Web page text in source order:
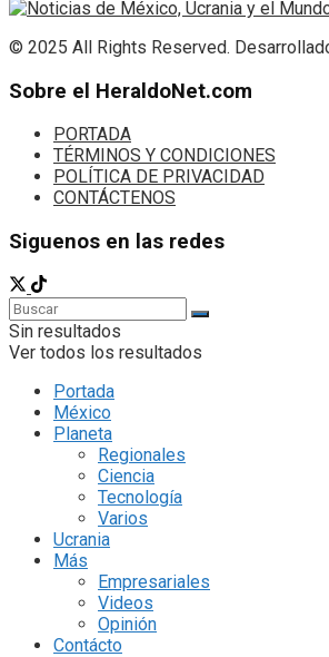
© 2025 All Rights Reserved.
Sobre el HeraldoNet.com
PORTADA
TÉRMINOS Y CONDICIONES
POLÍTICA DE PRIVACIDAD
CONTÁCTENOS
Siguenos en las redes
Sin resultados
Ver todos los resultados
Portada
México
Planeta
Regionales
Ciencia
Tecnología
Varios
Ucrania
Más
Empresariales
Videos
Opinión
Contácto